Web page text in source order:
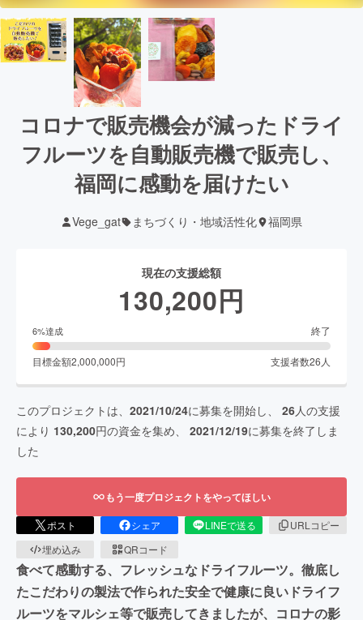
コロナで販売機会が減ったドライ
フルーツを自動販売機で販売し、
福岡に感動を届けたい
Vege_gat まちづくり・地域活性化 福岡県
現在の支援総額
130,200円
6%達成 終了
目標金額2,000,000円 支援者数26 人
このプロジェクトは、 2021/10/24に募集を開始し、 26人の支援
により 130,200円の資金を集め、 2021/12/19に募集を終了しま
した
もう一度プロジェクトをやってほしい
ポスト シェア LINEで送る
URLコピー
埋め込み
QRコード
食べて感動する、フレッシュなドライフルーツ。徹底し
たこだわりの製法で作られた安全で健康に良いドライフ
ルーツをマルシェ等で販売してきましたが、コロナの影